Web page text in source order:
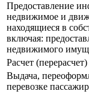
Предоставление
недвижимое и
находящиеся в
включая:
недвижимого
Расчет
Выдача,
перевозке